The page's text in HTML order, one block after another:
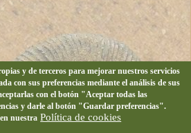
y de terceros para mejorar nuestros servicios
con sus preferencias mediante el análisis de sus
con el botón "Aceptar todas las
y darle al botón "Guardar preferencias".
nuestra Política de cookies